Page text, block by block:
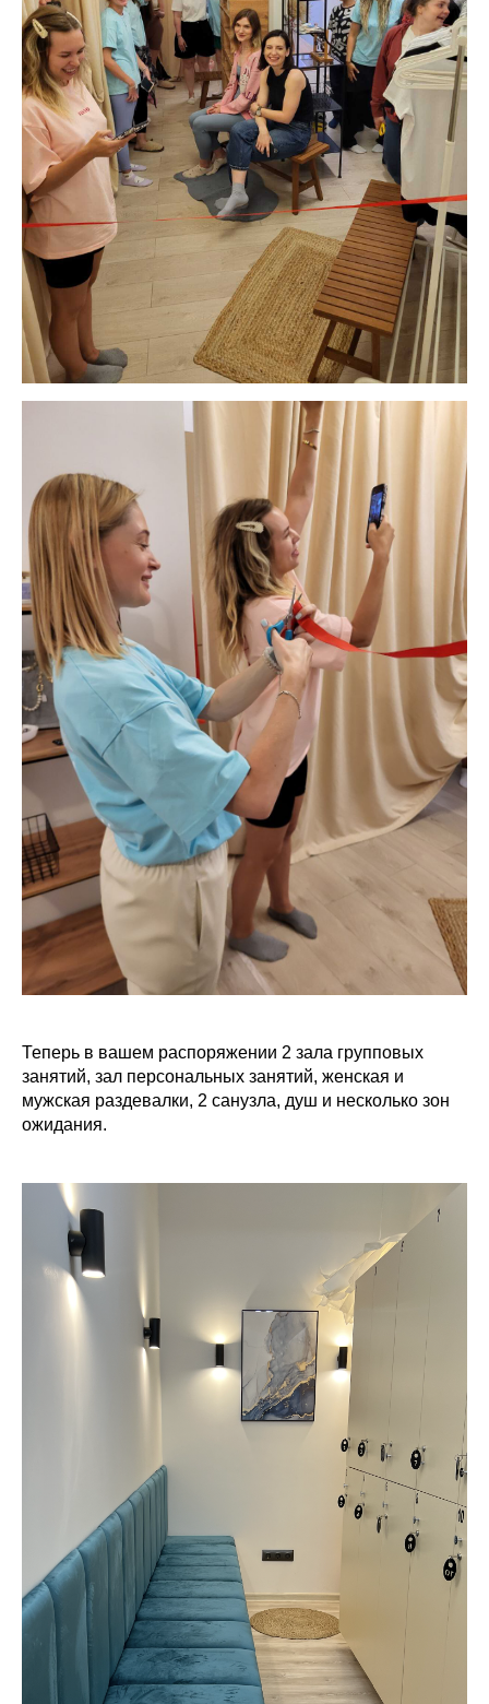
Теперь в вашем распоряжении 2 зала групповых
занятий, зал персональных занятий, женская и
мужская раздевалки, 2 санузла, душ и несколько зон
ожидания.